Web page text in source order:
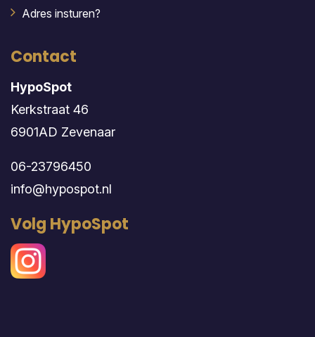
Adres insturen?
Contact
HypoSpot
Kerkstraat 46
6901AD Zevenaar
06-23796450
info@hypospot.nl
Volg HypoSpot